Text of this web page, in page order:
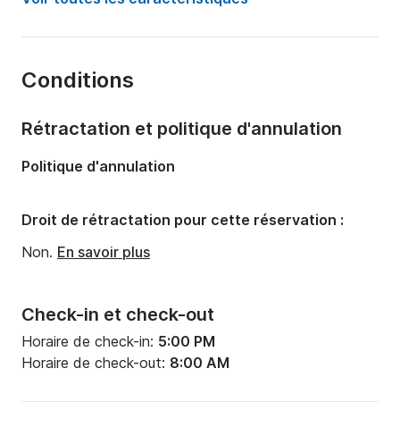
Nombre de salles de bains:
Longueur:
Puissance moteur:0cv
Conditions
Check-in et check-out
Horaire de check-in: 5:00 PM
Horaire de check-out: 8:00 AM
Rétractation et politique d'annulation
Politique d'annulation
Droit de rétractation pour cette réservation :
Non. En savoir plus